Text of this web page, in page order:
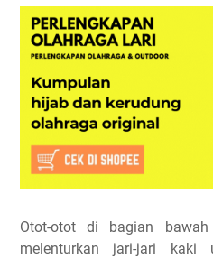
Otot-otot di bagian
melenturkan jari-jari kaki